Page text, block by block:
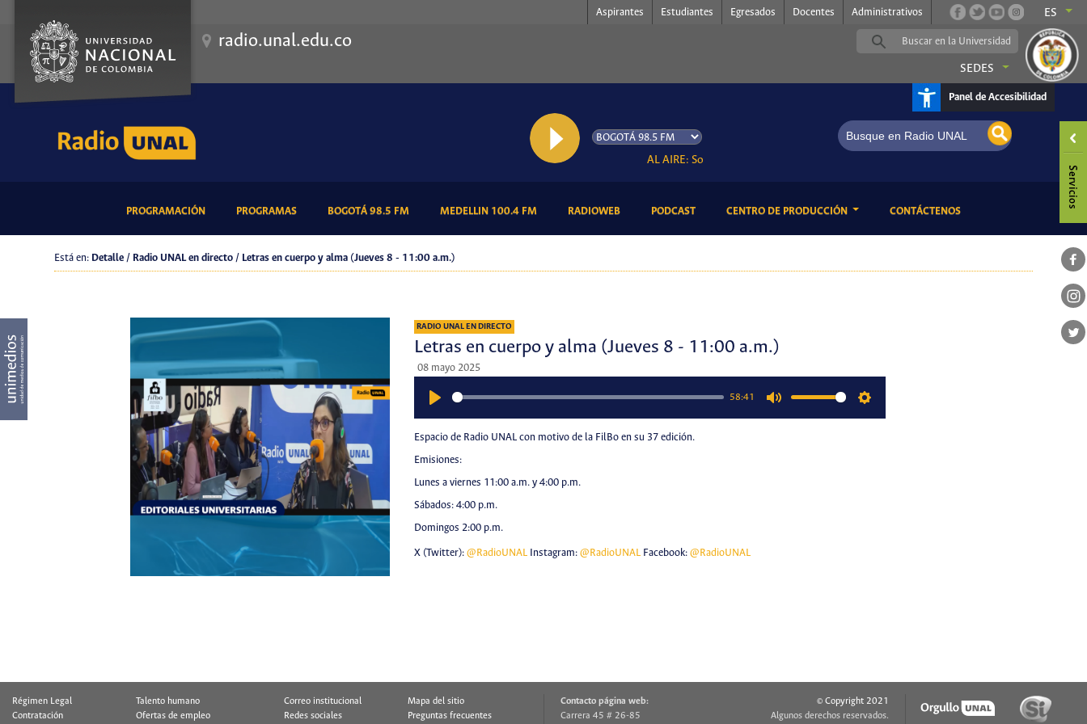
Aspirantes Estudiantes Egresados Docentes Administrativos ES
radio.unal.edu.co
SEDES
Panel de Accesibilidad
AL AIRE: Somos Radio UNAL, somos música
PROGRAMACIÓN(CURRENT)PROGRAMAS(CURRENT)BOGOTÁ 98.5 FM(CURRENT)MEDELLIN 100.4 FM(CURRENT)RADIOWEB(CURRENT)PODCAST(CURRENT)CENTRO DE PRODUCCIÓN CONTÁCTENOS(CURRENT)
Está en: Detalle / Radio UNAL en directo / Letras en cuerpo y alma (Jueves 8 - 11:00 a.m.)
RADIO UNAL EN DIRECTO
Letras en cuerpo y alma (Jueves 8 - 11:00 a.m.)
08 mayo 2025
58:41
Espacio de Radio UNAL con motivo de la FilBo en su 37 edición.
Emisiones:
Lunes a viernes 11:00 a.m. y 4:00 p.m.
Sábados: 4:00 p.m.
Domingos 2:00 p.m.
X (Twitter): @RadioUNALInstagram: @RadioUNALFacebook: @RadioUNAL
Régimen Legal
Talento humano
Contratación
Ofertas de empleo
Correo institucional
Mapa del sitio
Redes sociales
Preguntas frecuentes
Contacto página web:
Carrera 45 # 26-85
© Copyright 2021
Algunos derechos reservados.